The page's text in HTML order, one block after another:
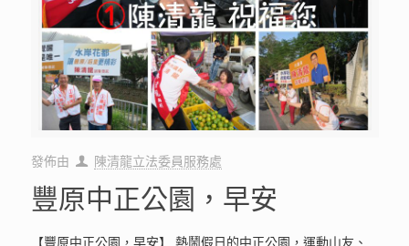
發佈由 陳清龍立法委員服務處
豐原中正公園，早安
【豐原中正公園，早安】 熱鬧假日的中正公園，運動山友、